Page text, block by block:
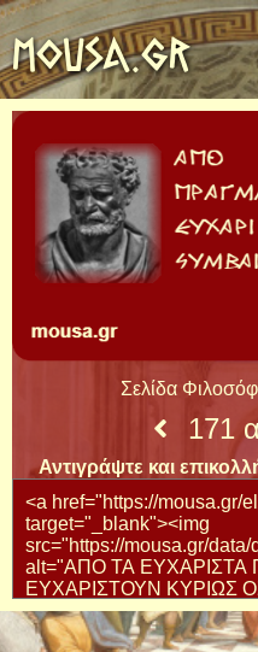
MOUSA.GR
Σελίδα
171
Αντιγράψτε και